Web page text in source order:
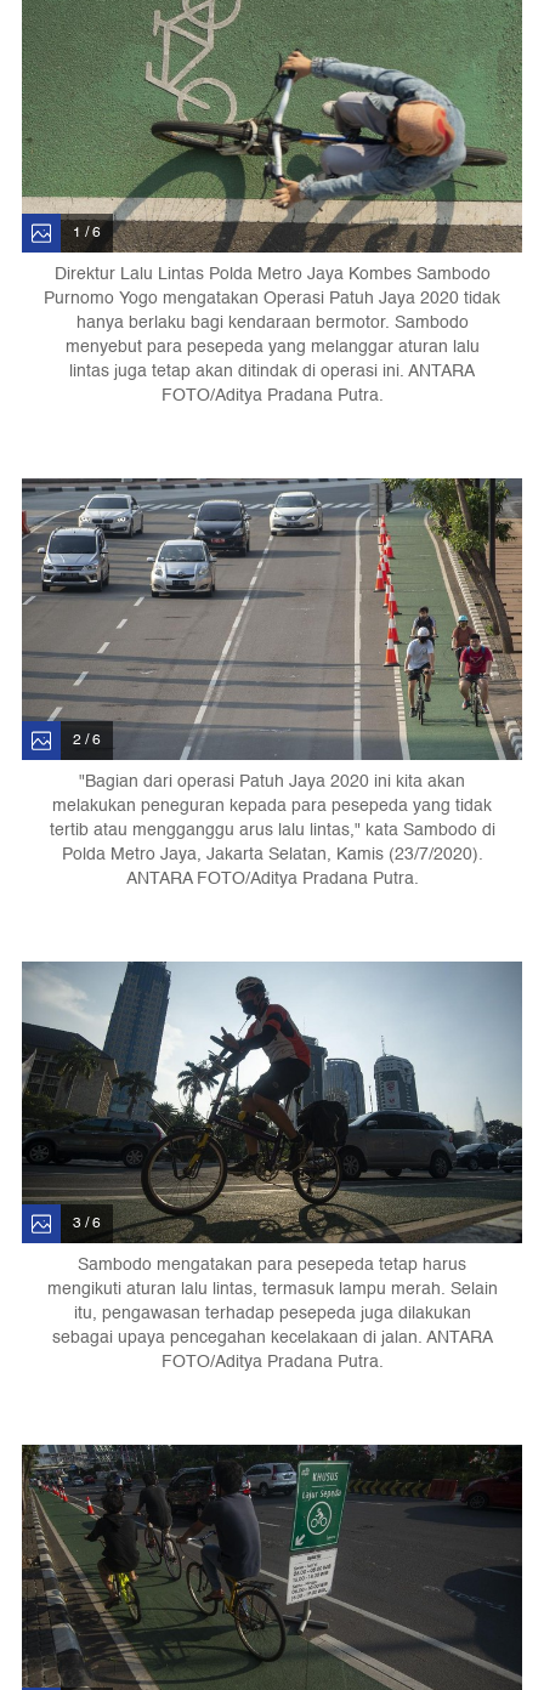
1 / 6
Direktur Lalu Lintas Polda Metro Jaya Kombes Sambodo
Purnomo Yogo mengatakan Operasi Patuh Jaya 2020 tidak
hanya berlaku bagi kendaraan bermotor. Sambodo
menyebut para pesepeda yang melanggar aturan lalu
lintas juga tetap akan ditindak di operasi ini. ANTARA
FOTO/Aditya Pradana Putra.
2 / 6
"Bagian dari operasi Patuh Jaya 2020 ini kita akan
melakukan peneguran kepada para pesepeda yang tidak
tertib atau mengganggu arus lalu lintas," kata Sambodo di
Polda Metro Jaya, Jakarta Selatan, Kamis (23/7/2020).
ANTARA FOTO/Aditya Pradana Putra.
3 / 6
Sambodo mengatakan para pesepeda tetap harus
mengikuti aturan lalu lintas, termasuk lampu merah. Selain
itu, pengawasan terhadap pesepeda juga dilakukan
sebagai upaya pencegahan kecelakaan di jalan. ANTARA
FOTO/Aditya Pradana Putra.